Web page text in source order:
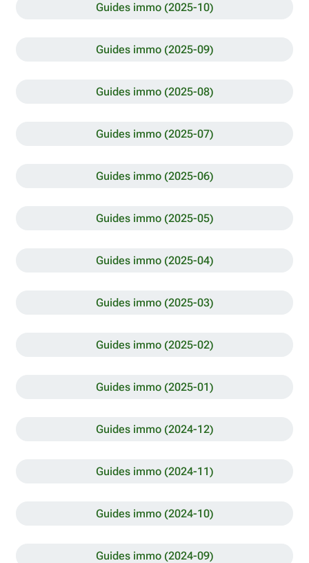
Guides immo (2025-10)
Guides immo (2025-09)
Guides immo (2025-08)
Guides immo (2025-07)
Guides immo (2025-06)
Guides immo (2025-05)
Guides immo (2025-04)
Guides immo (2025-03)
Guides immo (2025-02)
Guides immo (2025-01)
Guides immo (2024-12)
Guides immo (2024-11)
Guides immo (2024-10)
Guides immo (2024-09)